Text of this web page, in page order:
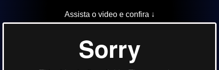
Assista o video e confira ↓